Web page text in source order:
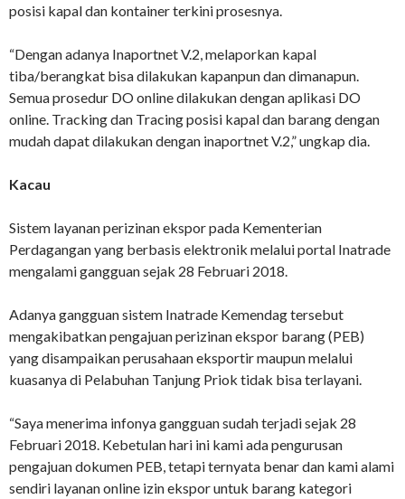
posisi kapal dan kontainer terkini prosesnya.
“Dengan adanya Inaportnet V.2, melaporkan kapal
tiba/berangkat bisa dilakukan kapanpun dan dimanapun.
Semua prosedur DO online dilakukan dengan aplikasi DO
online. Tracking dan Tracing posisi kapal dan barang dengan
mudah dapat dilakukan dengan inaportnet V.2,” ungkap dia.
Kacau
Sistem layanan perizinan ekspor pada Kementerian
Perdagangan yang berbasis elektronik melalui portal Inatrade
mengalami gangguan sejak 28 Februari 2018.
Adanya gangguan sistem Inatrade Kemendag tersebut
mengakibatkan pengajuan perizinan ekspor barang (PEB)
yang disampaikan perusahaan eksportir maupun melalui
kuasanya di Pelabuhan Tanjung Priok tidak bisa terlayani.
“Saya menerima infonya gangguan sudah terjadi sejak 28
Februari 2018. Kebetulan hari ini kami ada pengurusan
pengajuan dokumen PEB, tetapi ternyata benar dan kami alami
sendiri layanan online izin ekspor untuk barang kategori